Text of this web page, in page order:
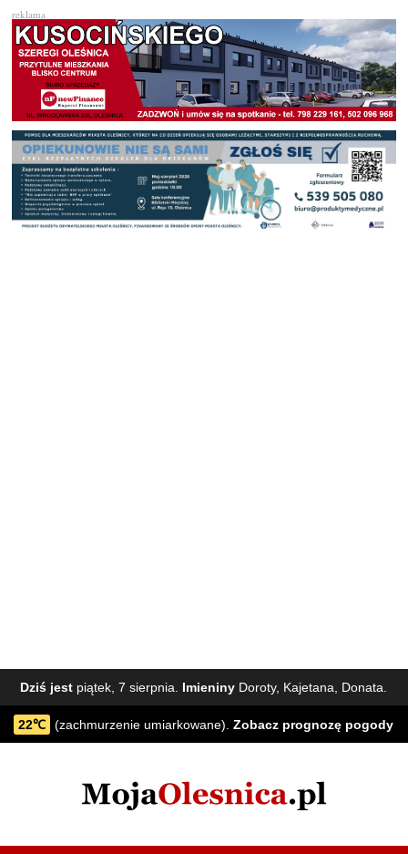
reklama
Dziś jest piątek, 7 sierpnia. Imieniny Doroty, Kajetana, Donata.
22℃ (zachmurzenie umiarkowane).Zobacz prognozę pogody